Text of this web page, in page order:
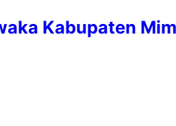
Kabupaten